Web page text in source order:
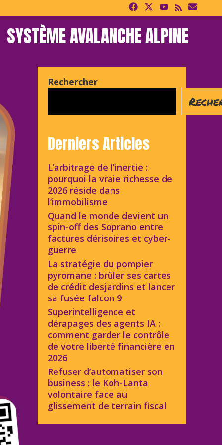
SYSTÈME AVALANCHE ALPINE
Rechercher
Derniers Articles
L’arbitrage de l’inertie :
pourquoi la vraie richesse de
2026 réside dans
l’immobilisme
Quand le monde devient un
spin-off des Soprano entre
factures dérisoires et cyber-
guerre
La stratégie du pompier
pyromane : brûler ses cartes
de crédit desjardins et lancer
sa fusée falcon 9
Superintelligence et
dérapages des agents IA :
comment garder le contrôle
de votre liberté financière en
2026
Refuser d’automatiser son
business : le Koh-Lanta
volontaire face au
glissement de terrain fiscal